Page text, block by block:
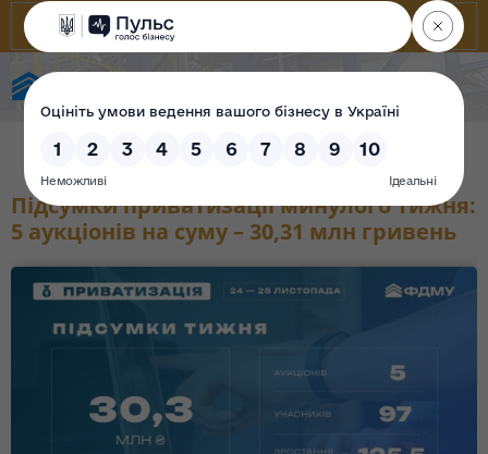
Підсумки приватизації минулого тижня:
5 аукціонів на суму – 30,31 млн гривень